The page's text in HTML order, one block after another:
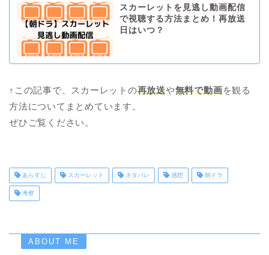
スカーレットを見逃し動画配信
で視聴する方法まとめ！再放送
日はいつ？
↑この記事で、スカーレットの再放送や無料で動画を観る
方法についてまとめています。
ぜひご覧ください。
あらすじ スカーレット ネタバレ 感想 朝ドラ
考察
ABOUT ME